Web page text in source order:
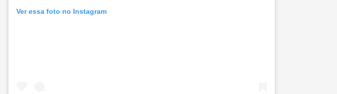
Ver essa foto no Instagram